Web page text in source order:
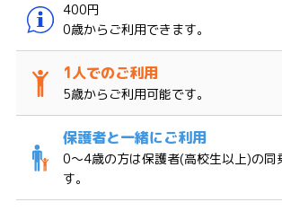
400円
0歳からご利用できます。
5歳からご利用可能です。
0〜4歳の方は保護者(高校生以上)の同
す。